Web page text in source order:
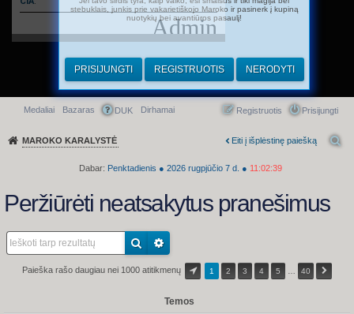
Admin
Greitasis meniu
Medaliai Bazaras DUK Dirhamai Prisijungti
Registruotis
MAROKO KARALYSTĖ Eiti į išplėstinę paiešką
Dabar: Penktadienis ● 2026 rugpjūčio 7 d. ● 11:02:39
stebuklais, junkis prie vakarietiškojo Maroko ir pasinerk į kupiną
nuotykių bei avantiūros pasaulį!
PRISIJUNGTI REGISTRUOTIS NERODYTI
Peržiūrėti neatsakytus pranešimus
Paieška rašo daugiau nei 1000 atitikmenų 1 2 3 4 5 40
Temos